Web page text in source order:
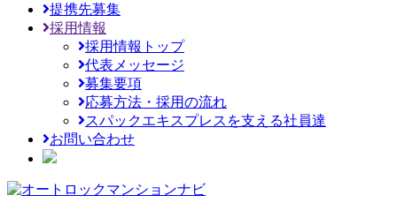
提携先募集
採用情報
採用情報トップ
代表メッセージ
募集要項
応募方法・採用の流れ
スパックエキスプレスを支える社員達
お問い合わせ